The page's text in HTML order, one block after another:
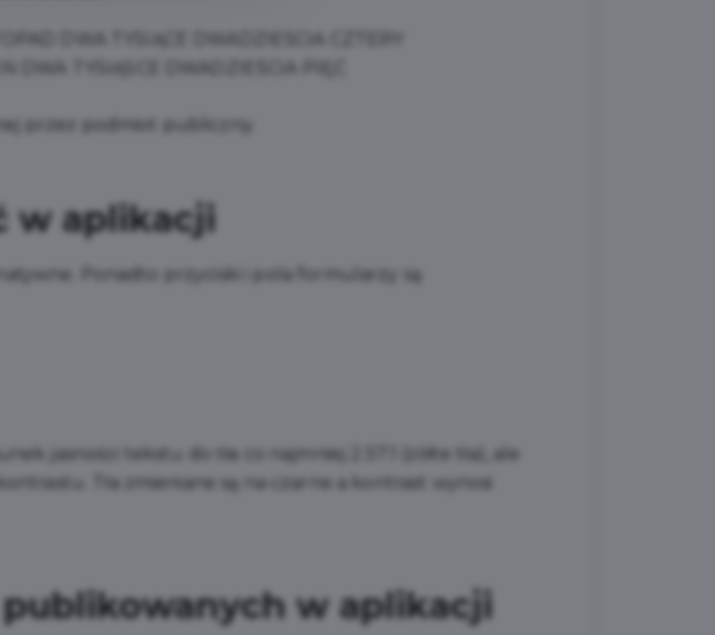
przez podmiot publiczny.
w aplikacji
Ponadto przyciski i pola formularzy są
jasności tekstu do tła co najmniej 2.57:1 (żółte tła), ale
Tła zmieniane są na czarne a kontrast wynosi
w aplikacji